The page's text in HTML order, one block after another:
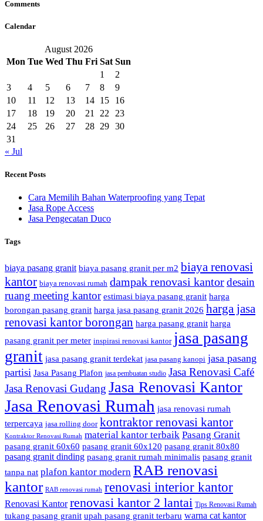
Comments
Calendar
August 2026
Mon Tue Wed Thu Fri Sat Sun
1
2
3
4 5 6 7 8
9
10
11 12 13 14 15
16
17
18 19 20 21 22
23
24
25 26 27 28 29 30
31
« Jul
Recent Posts
Cara Memilih Bahan Waterproofing yang Tepat
Jasa Rope Access
Jasa Pengecatan Duco
Tags
biaya pasang granit biaya pasang granit per m2 biaya renovasi
kantor biaya renovasi rumah dampak renovasi kantordesain
ruang meeting kantor estimasi biaya pasang granit harga
borongan pasang granit harga jasa pasang granit 2026 harga jasa
renovasi kantor borongan harga pasang granit harga
pasang granit per meter inspirasi renovasi kantor jasa pasang
granit jasa pasang granit terdekat jasa pasang kanopi jasa pasang
partisi Jasa Pasang Plafon jasa pembuatan studio Jasa Renovasi Café
Jasa Renovasi Gudang Jasa Renovasi Kantor
Jasa Renovasi Rumah jasa renovasi rumah
terpercaya jasa rolling door kontraktor renovasi kantor
Kontraktor Renovasi Rumah material kantor terbaik Pasang Granit
pasang granit 60x60 pasang granit 60x120 pasang granit 80x80
pasang granit dinding pasang granit rumah minimalis pasang granit
tanpa nat plafon kantor modern RAB renovasi
kantor RAB renovasi rumah renovasi interior kantor
Renovasi Kantor renovasi kantor 2 lantai Tips Renovasi Rumah
tukang pasang granit upah pasang granit terbaru warna cat kantor